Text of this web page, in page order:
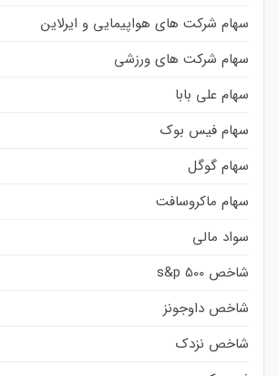
سهام شرکت های هواپیمایی و ایرلاین
سهام شرکت های ورزشی
سهام علی بابا
سهام فیس بوک
سهام گوگل
سهام ماکروسافت
سواد مالی
شاخص s&p 500
شاخص داوجونز
شاخص نزدک